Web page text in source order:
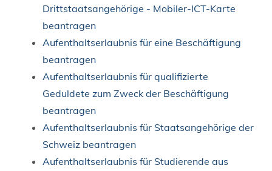
Drittstaatsangehörige - Mobiler-ICT-Karte
beantragen
Aufenthaltserlaubnis für eine Beschäftigung
beantragen
Aufenthaltserlaubnis für qualifizierte
Geduldete zum Zweck der Beschäftigung
beantragen
Aufenthaltserlaubnis für Staatsangehörige der
Schweiz beantragen
Aufenthaltserlaubnis für Studierende aus